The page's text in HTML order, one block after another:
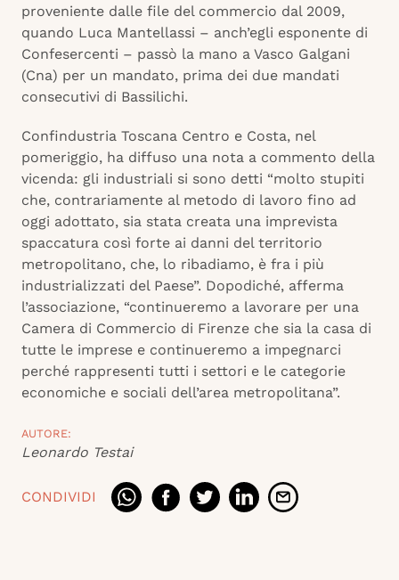
proveniente dalle file del commercio dal 2009,
quando Luca Mantellassi – anch’egli esponente di
Confesercenti – passò la mano a Vasco Galgani
(Cna) per un mandato, prima dei due mandati
consecutivi di Bassilichi.
Confindustria Toscana Centro e Costa, nel
pomeriggio, ha diffuso una nota a commento della
vicenda: gli industriali si sono detti “molto stupiti
che, contrariamente al metodo di lavoro fino ad
oggi adottato, sia stata creata una imprevista
spaccatura così forte ai danni del territorio
metropolitano, che, lo ribadiamo, è fra i più
industrializzati del Paese”. Dopodiché, afferma
l’associazione, “continueremo a lavorare per una
Camera di Commercio di Firenze che sia la casa di
tutte le imprese e continueremo a impegnarci
perché rappresenti tutti i settori e le categorie
economiche e sociali dell’area metropolitana”.
AUTORE:
Leonardo Testai
CONDIVIDI